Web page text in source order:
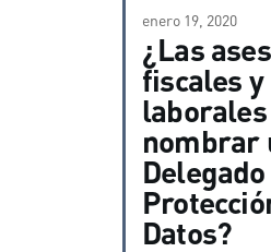
RESERVAR CITA
NOSOTROS
CONTACTO
enero 19, 2020
¿Las
fiscales y
nombrar
Datos?